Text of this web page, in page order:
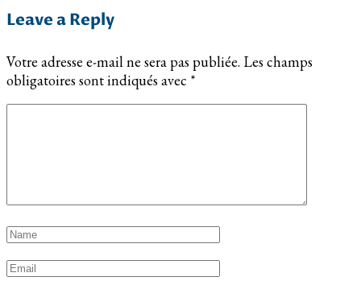
Leave a Reply
Votre adresse e-mail ne sera pas publiée. Les champs
obligatoires sont indiqués avec *